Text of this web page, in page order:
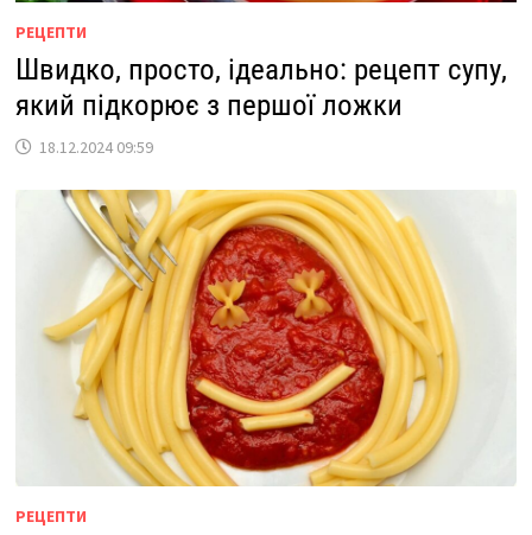
РЕЦЕПТИ
Швидко, просто, ідеально: рецепт супу,
який підкорює з першої ложки
18.12.2024 09:59
РЕЦЕПТИ